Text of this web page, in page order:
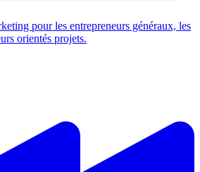
pour les entrepreneurs généraux, les
orientés projets.